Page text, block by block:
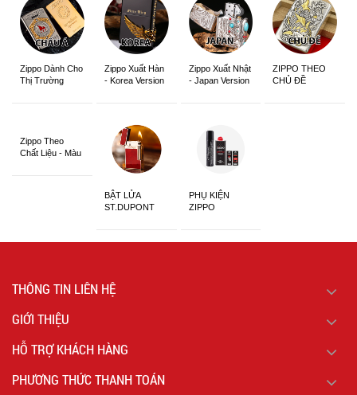
Zippo Dành Cho
Thị Trường
Zippo Xuất Hàn
- Korea Version
Zippo Xuất Nhật
- Japan Version
ZIPPO THEO
CHỦ ĐỀ
Zippo Theo
Chất Liệu - Màu
BẬT LỬA
ST.DUPONT
PHỤ KIỆN
ZIPPO
THÔNG TIN LIÊN HỆ
GIỚI THIỆU
HỖ TRỢ KHÁCH HÀNG
PHƯƠNG THỨC THANH TOÁN